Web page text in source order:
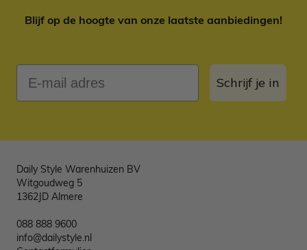
Blijf op de hoogte van onze laatste aanbiedingen!
Schrijf je in
Daily Style Warenhuizen BV
Witgoudweg 5
1362JD Almere
088 888 9600
info@dailystyle.nl